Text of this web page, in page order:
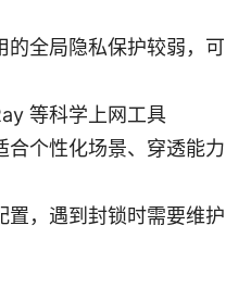
的全局隐私保护较弱，可
等科学上网工具
合个性化场景、穿透能力
置，遇到封锁时需要维护